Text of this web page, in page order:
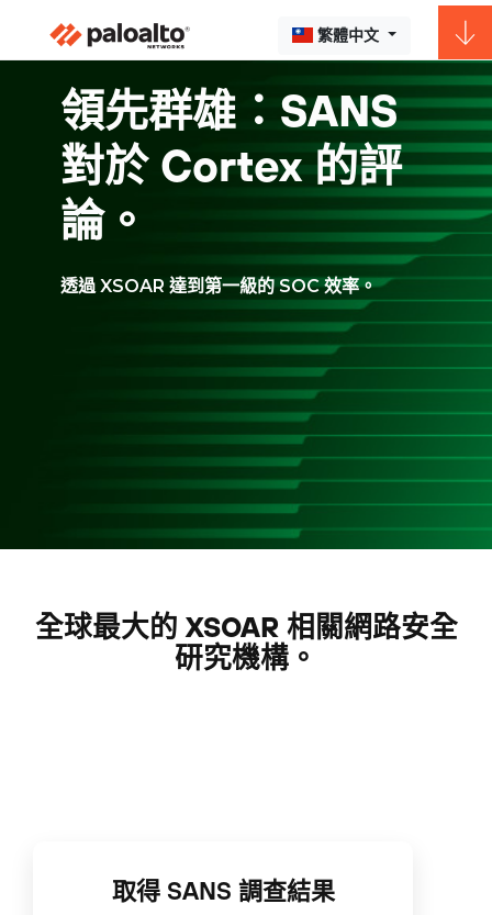
繁體中文
領先群雄：SANS
對於 Cortex 的評
論。
透過 XSOAR 達到第一級的 SOC 效率。
全球最大的 XSOAR 相關網路安全
研究機構。
取得 SANS 調查結果